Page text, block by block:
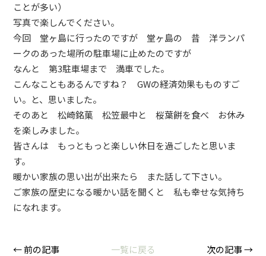
ことが多い）
写真で楽しんでください。
今回 堂ヶ島に行ったのですが 堂ヶ島の 昔 洋ランパ
ークのあった場所の駐車場に止めたのですが
なんと 第3駐車場まで 満車でした。
こんなこともあるんですね？ GWの経済効果もものすご
い。と、思いました。
そのあと 松崎銘菓 松笠最中と 桜葉餅を食べ お休み
を楽しみました。
皆さんは もっともっと楽しい休日を過ごしたと思いま
す。
暖かい家族の思い出が出来たら また話して下さい。
ご家族の歴史になる暖かい話を聞くと 私も幸せな気持ち
になれます。
← 前の記事 一覧に戻る 次の記事 →